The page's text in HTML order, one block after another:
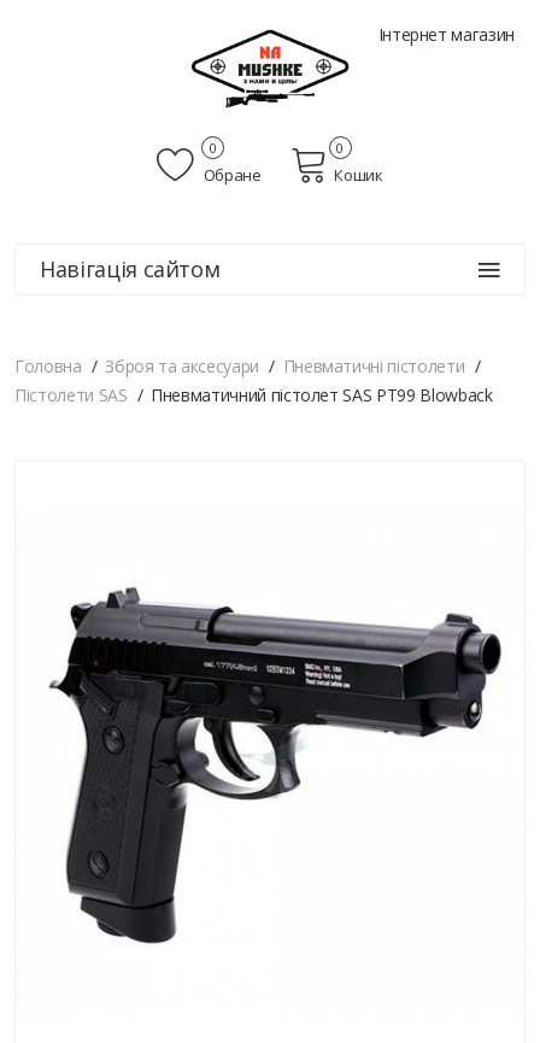
Інтернет магазин
Обране
0
Кошик
0
Навігація сайтом
Головна Зброя та аксесуари
Пневматичні пістолети
Пістолети SAS
Пневматичний пістолет SAS PT99 Blowback